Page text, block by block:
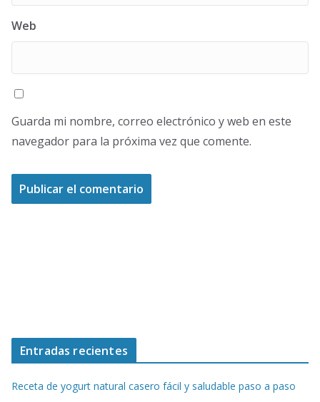
Web
Guarda mi nombre, correo electrónico y web en este
navegador para la próxima vez que comente.
Entradas recientes
Receta de yogurt natural casero fácil y saludable paso a paso